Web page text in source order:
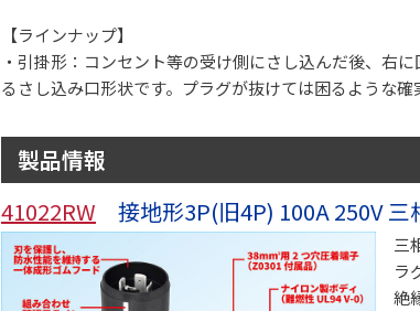
【ラインナップ】
・引掛形：コンセント等の受け側にさし込んだ後、右
るさし込み口形状です。プラグが抜けては困るような確
製品情報
41022RW 接地形3P(旧4P) 100A 250V
三
ラ
絶